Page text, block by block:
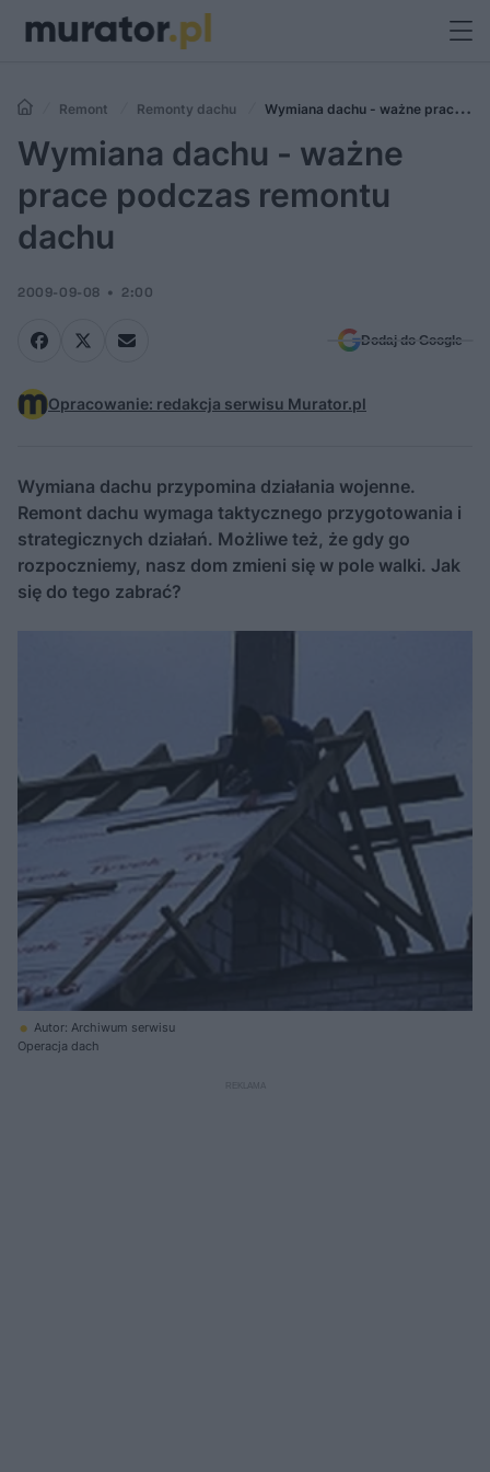
Remont Remonty dachu
Wymiana dachu - ważne prace
podczas remontu dachu
Wymiana dachu - ważne
prace podczas remontu
dachu
2009-09-08 2:00
Dodaj do Google
Opracowanie: redakcja serwisu Murator.pl
Wymiana dachu przypomina działania wojenne.
Remont dachu wymaga taktycznego przygotowania i
strategicznych działań. Możliwe też, że gdy go
rozpoczniemy, nasz dom zmieni się w pole walki. Jak
się do tego zabrać?
Autor: Archiwum serwisu
Operacja dach